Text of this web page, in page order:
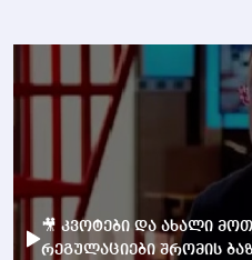
🎥 კვოტები და ახალი
რეგულაციები შრომის